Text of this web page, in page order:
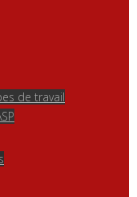
de travail